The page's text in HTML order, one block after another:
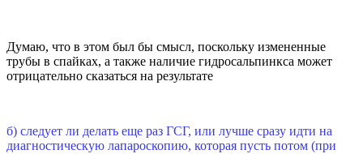
Думаю, что в этом был бы смысл, поскольку измененные
трубы в спайках, а также наличие гидросальпинкса может
отрицательно сказаться на результате
б) следует ли делать еще раз ГСГ, или лучше сразу идти на
диагностическую лапароскопию, которая пусть потом (при